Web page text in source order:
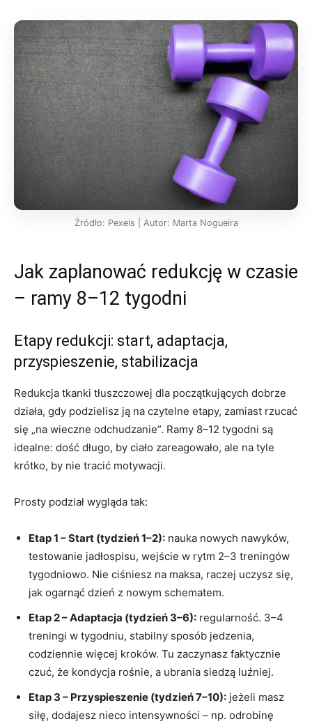
Źródło: Pexels | Autor: Marta Nogueira
Jak zaplanować redukcję w czasie
– ramy 8–12 tygodni
Etapy redukcji: start, adaptacja,
przyspieszenie, stabilizacja
Redukcja tkanki tłuszczowej dla początkujących dobrze
działa, gdy podzielisz ją na czytelne etapy, zamiast rzucać
się „na wieczne odchudzanie”. Ramy 8–12 tygodni są
idealne: dość długo, by ciało zareagowało, ale na tyle
krótko, by nie tracić motywacji.
Prosty podział wygląda tak:
Etap 1 – Start (tydzień 1–2): nauka nowych nawyków,
testowanie jadłospisu, wejście w rytm 2–3 treningów
tygodniowo. Nie ciśniesz na maksa, raczej uczysz się,
jak ogarnąć dzień z nowym schematem.
Etap 2 – Adaptacja (tydzień 3–6): regularność. 3–4
treningi w tygodniu, stabilny sposób jedzenia,
codziennie więcej kroków. Tu zaczynasz faktycznie
czuć, że kondycja rośnie, a ubrania siedzą luźniej.
Etap 3 – Przyspieszenie (tydzień 7–10): jeżeli masz
siłę, dodajesz nieco intensywności – np. odrobinę